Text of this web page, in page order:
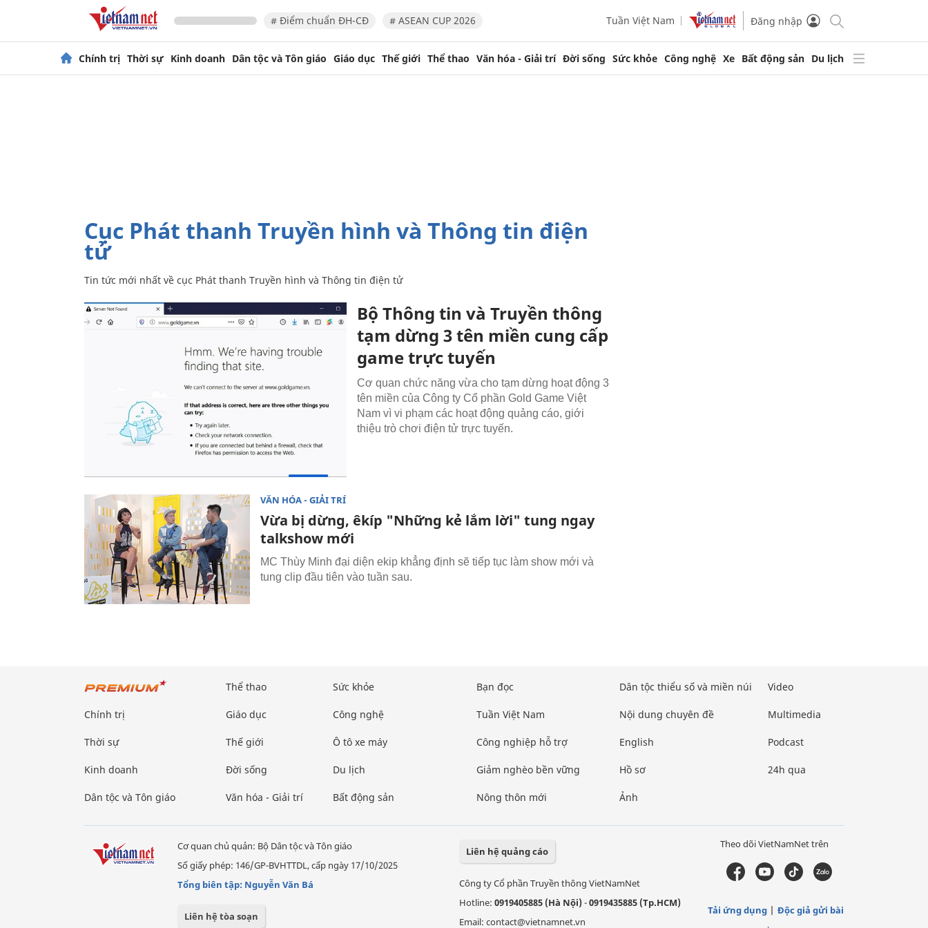
# Điểm chuẩn ĐH-CĐ # ASEAN CUP 2026 Tuần Việt Nam Đăng nhập
Chính trị Thời sự Kinh doanh Dân tộc và Tôn giáo Giáo dục Thế giới Thể thao Văn hóa - Giải trí Đời sống Sức khỏe Công nghệ Xe Bất động sản Du lịch
cục Phát thanh Truyền hình và Thông tin điện
tử
Tin tức mới nhất về cục Phát thanh Truyền hình và Thông tin điện tử
Bộ Thông tin và Truyền thông
tạm dừng 3 tên miền cung cấp
game trực tuyến
Cơ quan chức năng vừa cho tạm dừng hoạt động 3
tên miền của Công ty Cổ phần Gold Game Việt
Nam vì vi phạm các hoạt động quảng cáo, giới
thiệu trò chơi điện tử trực tuyến.
VĂN HÓA - GIẢI TRÍ
Vừa bị dừng, êkíp "Những kẻ lắm lời" tung ngay
talkshow mới
MC Thùy Minh đại diện ekip khẳng định sẽ tiếp tục làm show mới và
tung clip đầu tiên vào tuần sau.
Chính trị
Thời sự
Kinh doanh
Dân tộc và Tôn giáo
Thể thao
Giáo dục
Thế giới
Đời sống
Văn hóa - Giải trí
Sức khỏe
Công nghệ
Ô tô xe máy
Du lịch
Bất động sản
Bạn đọc
Tuần Việt Nam
Công nghiệp hỗ trợ
Giảm nghèo bền vững
Nông thôn mới
Dân tộc thiểu số và miền núi
Nội dung chuyên đề
English
Hồ sơ
Ảnh
Video
Multimedia
Podcast
24h qua
Cơ quan chủ quản: Bộ Dân tộc và Tôn giáo
Số giấy phép: 146/GP-BVHTTDL, cấp ngày 17/10/2025
Tổng biên tập: Nguyễn Văn Bá
Liên hệ tòa soạn
Liên hệ quảng cáo
Công ty Cổ phần Truyền thông VietNamNet
Hotline: 0919405885 (Hà Nội)-0919435885 (Tp.HCM)
Email: contact@vietnamnet.vn
Theo dõi VietNamNet trên
Tải ứng dụng
Độc giả gửi bài